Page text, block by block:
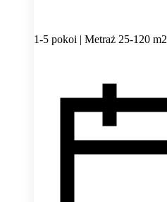
1-5 pokoi | Metraż 25-120 m2